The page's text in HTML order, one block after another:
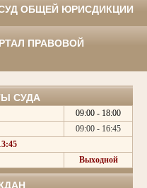
ОБЩЕЙ ЮРИСДИКЦИИ
ПРАВОВОЙ
СУДА
09:00 - 18:00
09:00 - 16:45
Выходной